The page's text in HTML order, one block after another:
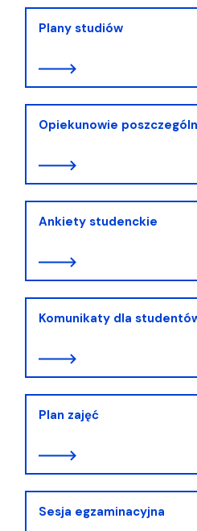
Plany studiów
Opiekunowie
Ankiety studenckie
Komunikaty dla
Plan zajęć
Sesja egzaminacyjna